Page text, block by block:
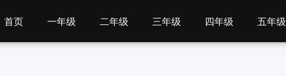
首页 一年级 二年级 三年级 四年级 五年级